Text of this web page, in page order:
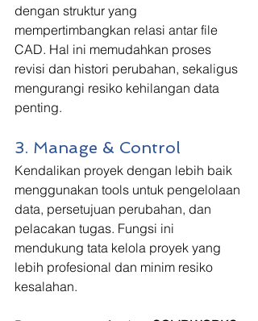
dengan struktur yang
mempertimbangkan relasi antar file
CAD. Hal ini memudahkan proses
revisi dan histori perubahan, sekaligus
mengurangi resiko kehilangan data
penting.
3. Manage & Control
Kendalikan proyek dengan lebih baik
menggunakan tools untuk pengelolaan
data, persetujuan perubahan, dan
pelacakan tugas. Fungsi ini
mendukung tata kelola proyek yang
lebih profesional dan minim resiko
kesalahan.